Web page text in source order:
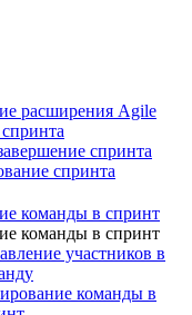
расширения Agile
спринта
спринта
команды в спринт
команды в спринт
участников в
команды в